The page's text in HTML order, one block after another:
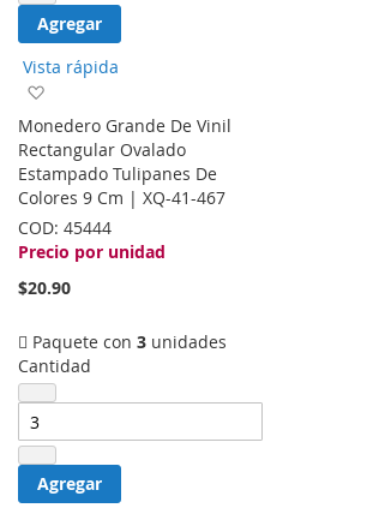
Agregar
Vista rápida
la
lista
de
deseos
Monedero Grande De Vinil
Rectangular Ovalado
Estampado Tulipanes De
Colores 9 Cm | XQ-41-467
COD: 45444
Precio por unidad
$20.90
Paquete con 3 unidades
Cantidad
Agregar